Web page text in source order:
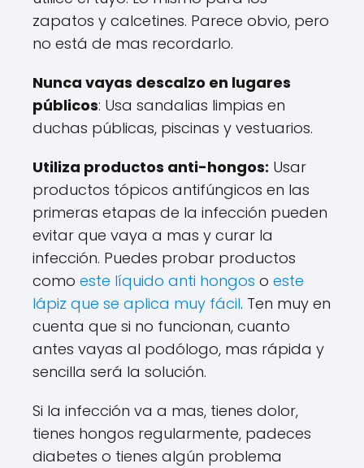
zapatos y calcetines. Parece obvio, pero
no está de mas recordarlo.
Nunca vayas descalzo en lugares
públicos: Usa sandalias limpias en
duchas públicas, piscinas y vestuarios.
Utiliza productos anti-hongos: Usar
productos tópicos antifúngicos en las
primeras etapas de la infección pueden
evitar que vaya a mas y curar la
infección. Puedes probar productos
como este líquido anti hongos o este
lápiz que se aplica muy fácil. Ten muy en
cuenta que si no funcionan, cuanto
antes vayas al podólogo, mas rápida y
sencilla será la solución.
Si la infección va a mas, tienes dolor,
tienes hongos regularmente, padeces
diabetes o tienes algún problema